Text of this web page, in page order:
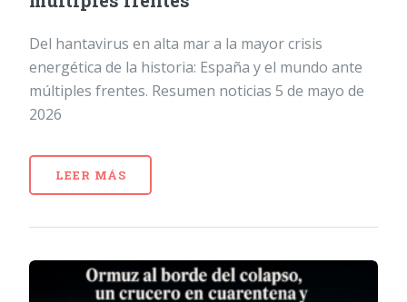
Del hantavirus en alta mar a la mayor crisis
energética de la historia: España y el mundo ante
múltiples frentes. Resumen noticias 5 de mayo de
2026
LEER MÁS